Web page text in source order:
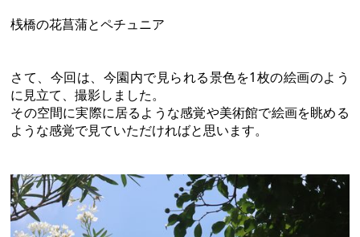
桟橋の花菖蒲とペチュニア
さて、今回は、今園内で見られる景色を1枚の絵画のよう
に見立て、撮影しました。
その空間に実際に居るような感覚や美術館で絵画を眺める
ような感覚で見ていただければと思います。